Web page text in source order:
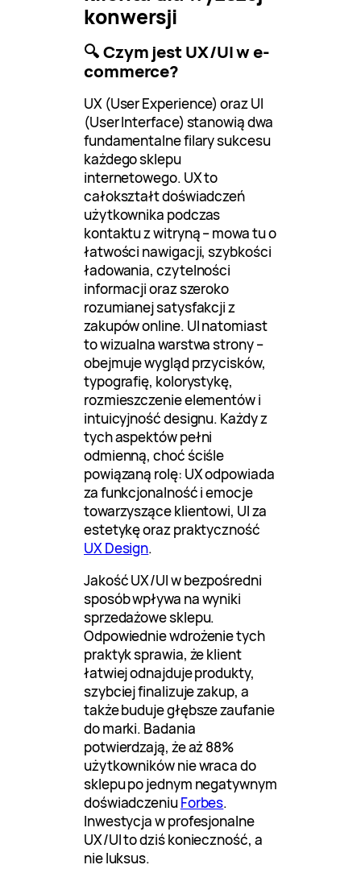
konwersji
🔍 Czym jest UX/UI w e-
commerce?
UX (User Experience) oraz UI
(User Interface) stanowią dwa
fundamentalne filary sukcesu
każdego sklepu
internetowego. UX to
całokształt doświadczeń
użytkownika podczas
kontaktu z witryną – mowa tu o
łatwości nawigacji, szybkości
ładowania, czytelności
informacji oraz szeroko
rozumianej satysfakcji z
zakupów online. UI natomiast
to wizualna warstwa strony –
obejmuje wygląd przycisków,
typografię, kolorystykę,
rozmieszczenie elementów i
intuicyjność designu. Każdy z
tych aspektów pełni
odmienną, choć ściśle
powiązaną rolę: UX odpowiada
za funkcjonalność i emocje
towarzyszące klientowi, UI za
estetykę oraz praktyczność
UX Design.
Jakość UX/UI w bezpośredni
sposób wpływa na wyniki
sprzedażowe sklepu.
Odpowiednie wdrożenie tych
praktyk sprawia, że klient
łatwiej odnajduje produkty,
szybciej finalizuje zakup, a
także buduje głębsze zaufanie
do marki. Badania
potwierdzają, że aż 88%
użytkowników nie wraca do
sklepu po jednym negatywnym
doświadczeniuForbes.
Inwestycja w profesjonalne
UX/UI to dziś konieczność, a
nie luksus.